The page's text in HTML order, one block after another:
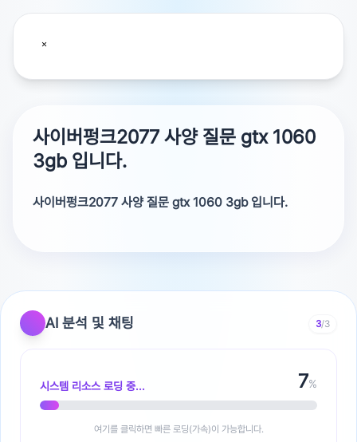
사이버펑크2077 사양 질문 gtx 1060
3gb 입니다.
사이버펑크2077 사양 질문 gtx 1060 3gb 입니다.
AI 분석 및 채팅 3/3
시스템 리소스 로딩 중... 8%
여기를 클릭하면 빠른 로딩(가속)이 가능합니다.